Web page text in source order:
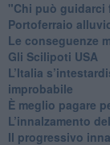
"Chi può guidarci
​Portoferraio
Le conseguenze
​Gli Scilipoti USA
L’Italia
improbabile
È meglio pagare
​L’innalzamento
​Il progressivo